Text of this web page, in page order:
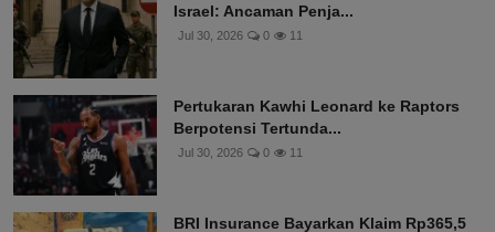
Israel: Ancaman Penja...
Jul 30, 2026 0 11
Pertukaran Kawhi Leonard ke Raptors
Berpotensi Tertunda...
Jul 30, 2026 0 11
BRI Insurance Bayarkan Klaim Rp365,5